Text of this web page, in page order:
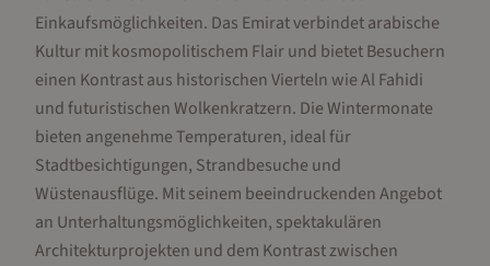
Einkaufsmöglichkeiten. Das Emirat verbindet arabische
Kultur mit kosmopolitischem Flair und bietet Besuchern
einen Kontrast aus historischen Vierteln wie Al Fahidi
und futuristischen Wolkenkratzern. Die Wintermonate
bieten angenehme Temperaturen, ideal für
Stadtbesichtigungen, Strandbesuche und
Wüstenausflüge. Mit seinem beeindruckenden Angebot
an Unterhaltungsmöglichkeiten, spektakulären
Architekturprojekten und dem Kontrast zwischen